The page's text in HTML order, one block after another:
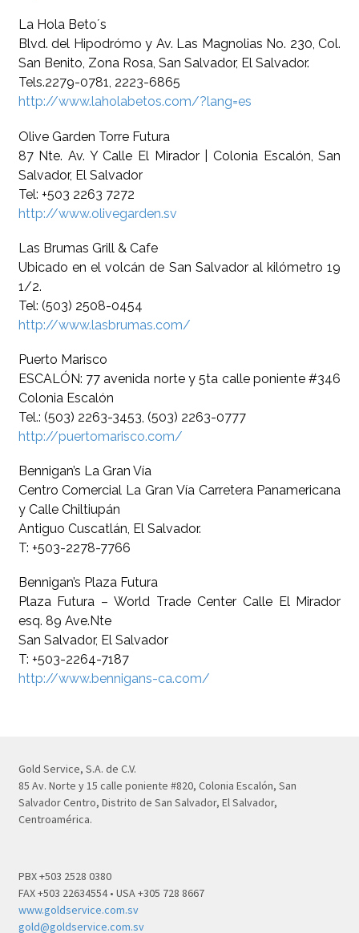
La Hola Beto´s
Blvd. del Hipodrómo y Av. Las Magnolias No. 230, Col.
San Benito, Zona Rosa, San Salvador, El Salvador.
Tels.2279-0781, 2223-6865
http://www.laholabetos.com/?lang=es
Olive Garden Torre Futura
87 Nte. Av. Y Calle El Mirador | Colonia Escalón, San
Salvador, El Salvador
Tel: +503 2263 7272
http://www.olivegarden.sv
Las Brumas Grill & Cafe
Ubicado en el volcán de San Salvador al kilómetro 19
1/2.
Tel: (503) 2508-0454
http://www.lasbrumas.com/
Puerto Marisco
ESCALÓN: 77 avenida norte y 5ta calle poniente #346
Colonia Escalón
Tel.: (503) 2263-3453, (503) 2263-0777
http://puertomarisco.com/
Bennigan’s La Gran Vía
Centro Comercial La Gran Vía Carretera Panamericana
y Calle Chiltiupán
Antiguo Cuscatlán, El Salvador.
T: +503-2278-7766
Bennigan’s Plaza Futura
Plaza Futura – World Trade Center Calle El Mirador
esq. 89 Ave.Nte
San Salvador, El Salvador
T: +503-2264-7187
http://www.bennigans-ca.com/
Gold Service, S.A. de C.V.
85 Av. Norte y 15 calle poniente #820, Colonia Escalón, San
Salvador Centro, Distrito de San Salvador, El Salvador,
Centroamérica.
PBX +503 2528 0380
FAX +503 22634554 • USA +305 728 8667
www.goldservice.com.sv
gold@goldservice.com.sv